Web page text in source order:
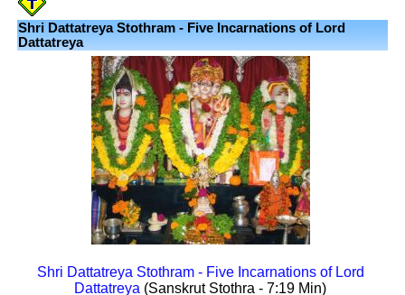
Shri Dattatreya Stothram - Five Incarnations of Lord
Dattatreya
Shri Dattatreya Stothram - Five Incarnations of Lord
Dattatreya (Sanskrut Stothra - 7:19 Min)